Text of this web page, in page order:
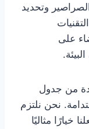
وتحديد
على
من جدول
نحن نلتزم
خيارًا مثاليًا